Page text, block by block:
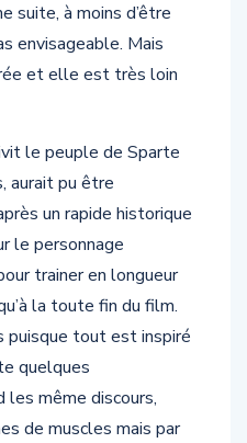
suite, à moins d’être
envisageable. Mais
et elle est très loin
le peuple de Sparte
aurait pu être
un rapide historique
le personnage
trainer en longueur
la toute fin du film.
puisque tout est inspiré
quelques
les même discours,
de muscles mais par